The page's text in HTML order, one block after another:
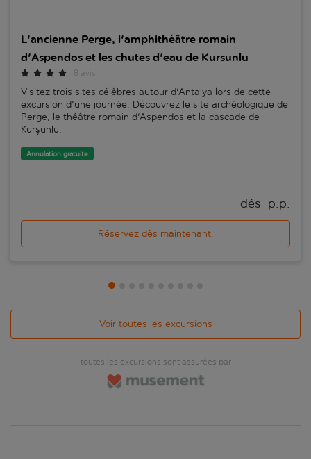
L'ancienne Perge, l'amphithéâtre romain
d'Aspendos et les chutes d'eau de Kursunlu
8 avis
Visitez trois sites célèbres autour d'Antalya lors de cette
excursion d'une journée. Découvrez le site archéologique de
Perge, le théâtre romain d'Aspendos et la cascade de
Kurşunlu.
Annulation gratuite
dès p.p.
Réservez dès maintenant.
Voir toutes les excursions
toutes les excursions sont assurées par